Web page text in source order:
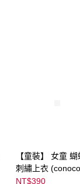
【童裝】 女童
刺繡上衣
NT$390